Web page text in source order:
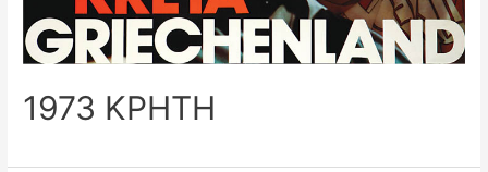
1973 ΚΡΗΤΗ